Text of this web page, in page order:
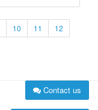
10 11
12
Contact us